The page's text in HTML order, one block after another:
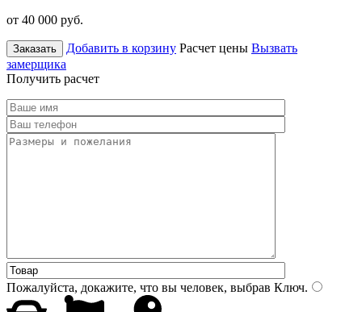
от 40 000 руб.
Заказать Добавить в корзину Расчет цены Вызвать
замерщика
Получить расчет
Пожалуйста, докажите, что вы человек, выбрав Ключ.